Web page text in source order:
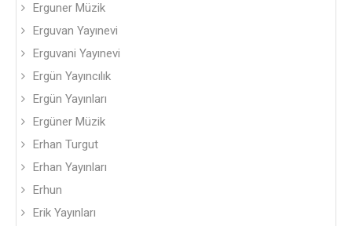
Erguner Müzik
Erguvan Yayınevi
Erguvani Yayınevi
Ergün Yayıncılık
Ergün Yayınları
Ergüner Müzik
Erhan Turgut
Erhan Yayınları
Erhun
Erik Yayınları